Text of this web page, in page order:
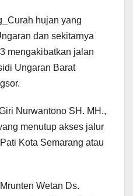
hujan yang
dan sekitarnya
mengakibatkan jalan
Ungaran Barat
Nurwantono SH. MH.,
menutup akses jalur
Kota Semarang atau
Wetan Ds.